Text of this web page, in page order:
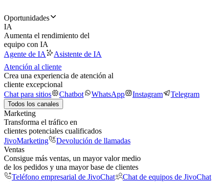
Oportunidades
IA
Aumenta el rendimiento del
equipo con IA
Agente de IA
Asistente de IA
Atención al cliente
Crea una experiencia de atención al
cliente excepcional
Chat para sitios
Chatbot WhatsApp Instagram Telegram
Todos los canales
Marketing
Transforma el tráfico en
clientes potenciales cualificados
JivoMarketing
Devolución de llamadas
Ventas
Consigue más ventas, un mayor valor medio
de los pedidos y una mayor base de clientes
Teléfono empresarial de JivoChat
Chat de equipos de JivoChat